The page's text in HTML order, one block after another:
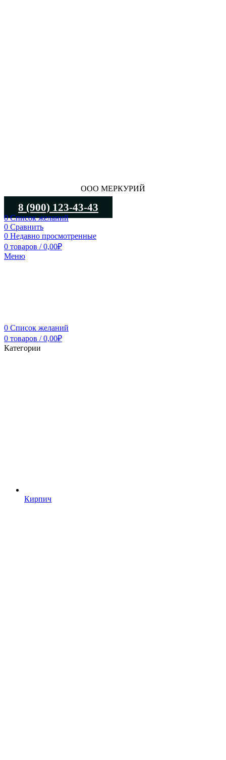
ООО МЕРКУРИЙ
8 (900) 123-43-43
0Список желаний
0 Сравнить
0 Недавно просмотренные
0 товаров / 0,00₽
Меню
0 Список желаний
0 товаров / 0,00₽
Категории
Кирпич